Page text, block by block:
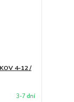
4-12 /
3-7 dní